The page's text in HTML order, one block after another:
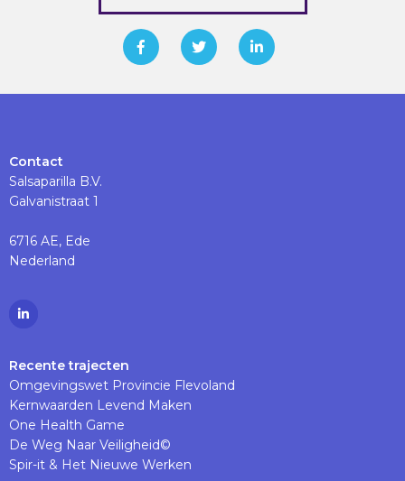
Contact
Salsaparilla B.V.
Galvanistraat 1
6716 AE, Ede
Nederland
Ga
Linkedinpagina
Recente trajecten
Omgevingswet Provincie Flevoland
Kernwaarden Levend Maken
One Health Game
De Weg Naar Veiligheid©
Spir-it & Het Nieuwe Werken